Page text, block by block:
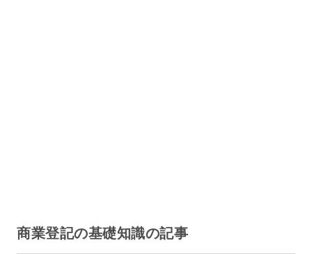
商業登記の基礎知識の記事